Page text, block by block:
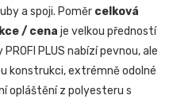
a spoji. Poměr celková
/ cenaje velkou předností
PLUS nabízí pevnou, ale
konstrukci, extrémně odolné
opláštění z polyesteru s